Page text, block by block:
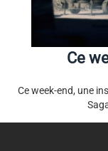
Ce
Ce week-end, une